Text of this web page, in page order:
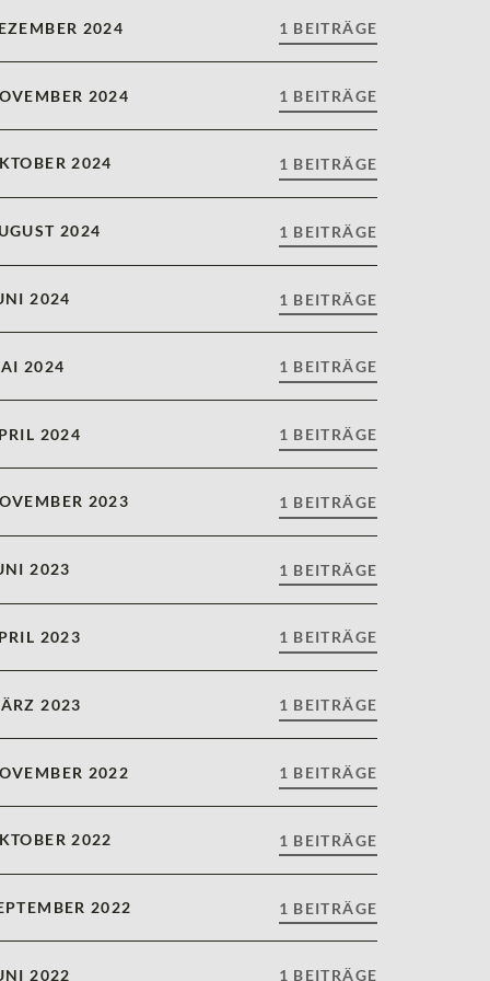
2024 1 BEITRÄGE
2024 1 BEITRÄGE
2024 1 BEITRÄGE
2024 1 BEITRÄGE
2024 1 BEITRÄGE
2024 1 BEITRÄGE
2024 1 BEITRÄGE
2023 1 BEITRÄGE
2023 1 BEITRÄGE
2023 1 BEITRÄGE
2023 1 BEITRÄGE
2022 1 BEITRÄGE
2022 1 BEITRÄGE
2022 1 BEITRÄGE
2022 1 BEITRÄGE